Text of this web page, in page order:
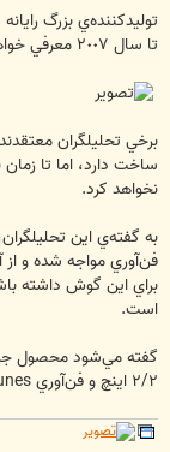
ت
توليدكننده‌ي بزرگ
تا سال ‌٢٠٠٧ معرفي خواهد كرد.
نخواهد كرد.
به گفته‌ي اين
فن‌آوري مواجه شده و
است.
‌٢/٢ اينچ و فن‌آوري itunes برخوردار خواهد بود